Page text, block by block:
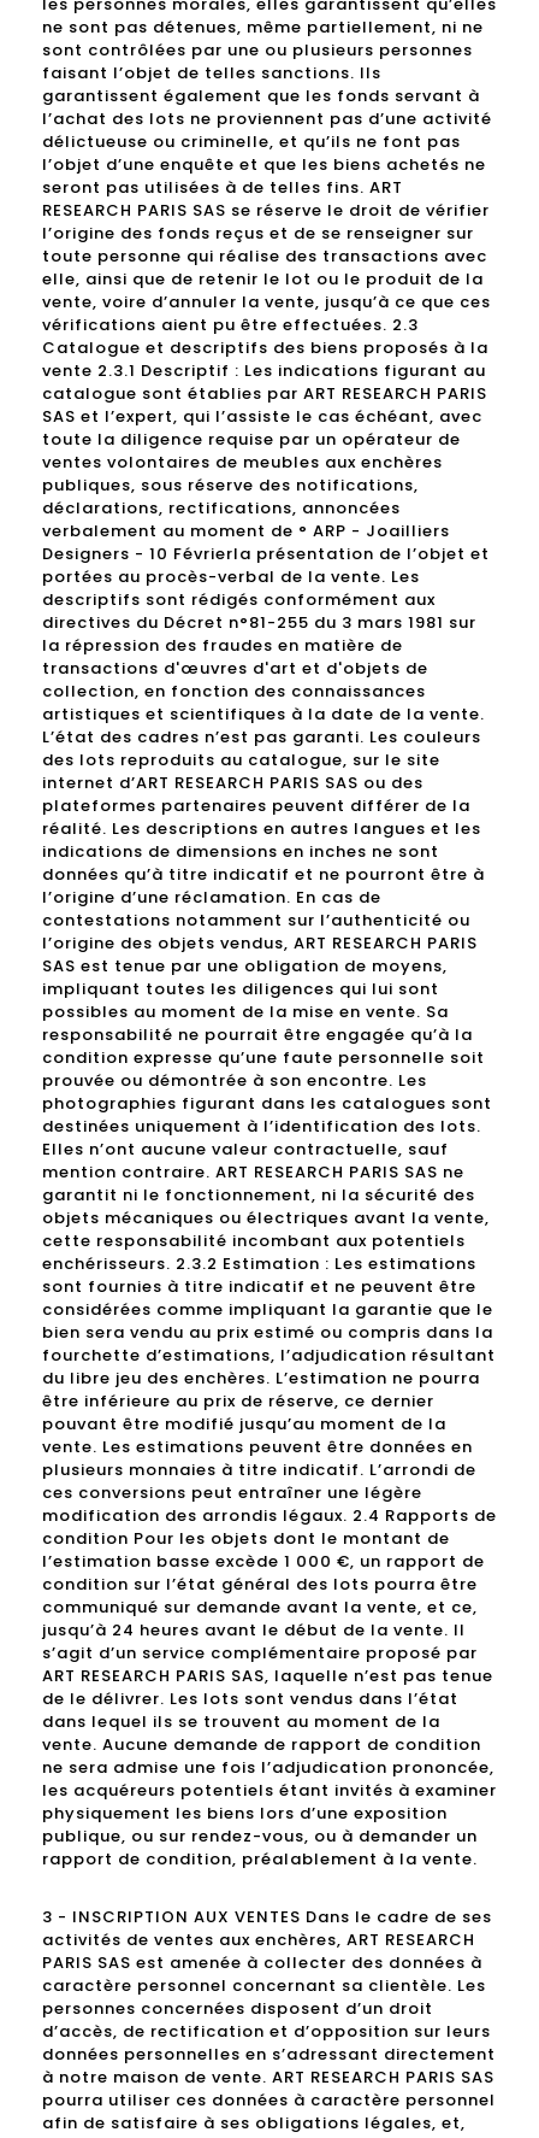
ne sont pas détenues, même partiellement, ni ne
sont contrôlées par une ou plusieurs personnes
faisant l’objet de telles sanctions. Ils
garantissent également que les fonds servant à
l’achat des lots ne proviennent pas d’une activité
délictueuse ou criminelle, et qu’ils ne font pas
l’objet d’une enquête et que les biens achetés ne
seront pas utilisées à de telles fins. ART
RESEARCH PARIS SAS se réserve le droit de vérifier
l’origine des fonds reçus et de se renseigner sur
toute personne qui réalise des transactions avec
elle, ainsi que de retenir le lot ou le produit de la
vente, voire d’annuler la vente, jusqu’à ce que ces
vérifications aient pu être effectuées. 2.3
Catalogue et descriptifs des biens proposés à la
vente 2.3.1 Descriptif : Les indications figurant au
catalogue sont établies par ART RESEARCH PARIS
SAS et l’expert, qui l’assiste le cas échéant, avec
toute la diligence requise par un opérateur de
ventes volontaires de meubles aux enchères
publiques, sous réserve des notifications,
déclarations, rectifications, annoncées
verbalement au moment de ° ARP - Joailliers
Designers - 10 Févrierla présentation de l’objet et
portées au procès-verbal de la vente. Les
descriptifs sont rédigés conformément aux
directives du Décret n°81-255 du 3 mars 1981 sur
la répression des fraudes en matière de
transactions d'œuvres d'art et d'objets de
collection, en fonction des connaissances
artistiques et scientifiques à la date de la vente.
L’état des cadres n’est pas garanti. Les couleurs
des lots reproduits au catalogue, sur le site
internet d’ART RESEARCH PARIS SAS ou des
plateformes partenaires peuvent différer de la
réalité. Les descriptions en autres langues et les
indications de dimensions en inches ne sont
données qu’à titre indicatif et ne pourront être à
l’origine d’une réclamation. En cas de
contestations notamment sur l’authenticité ou
l’origine des objets vendus, ART RESEARCH PARIS
SAS est tenue par une obligation de moyens,
impliquant toutes les diligences qui lui sont
possibles au moment de la mise en vente. Sa
responsabilité ne pourrait être engagée qu’à la
condition expresse qu’une faute personnelle soit
prouvée ou démontrée à son encontre. Les
photographies figurant dans les catalogues sont
destinées uniquement à l’identification des lots.
Elles n’ont aucune valeur contractuelle, sauf
mention contraire. ART RESEARCH PARIS SAS ne
garantit ni le fonctionnement, ni la sécurité des
objets mécaniques ou électriques avant la vente,
cette responsabilité incombant aux potentiels
enchérisseurs. 2.3.2 Estimation : Les estimations
sont fournies à titre indicatif et ne peuvent être
considérées comme impliquant la garantie que le
bien sera vendu au prix estimé ou compris dans la
fourchette d’estimations, l’adjudication résultant
du libre jeu des enchères. L’estimation ne pourra
être inférieure au prix de réserve, ce dernier
pouvant être modifié jusqu’au moment de la
vente. Les estimations peuvent être données en
plusieurs monnaies à titre indicatif. L’arrondi de
ces conversions peut entraîner une légère
modification des arrondis légaux. 2.4 Rapports de
condition Pour les objets dont le montant de
l’estimation basse excède 1 000 €, un rapport de
condition sur l’état général des lots pourra être
communiqué sur demande avant la vente, et ce,
jusqu’à 24 heures avant le début de la vente. Il
s’agit d’un service complémentaire proposé par
ART RESEARCH PARIS SAS, laquelle n’est pas tenue
de le délivrer. Les lots sont vendus dans l’état
dans lequel ils se trouvent au moment de la
vente. Aucune demande de rapport de condition
ne sera admise une fois l’adjudication prononcée,
les acquéreurs potentiels étant invités à examiner
physiquement les biens lors d’une exposition
publique, ou sur rendez-vous, ou à demander un
rapport de condition, préalablement à la vente.
3 - INSCRIPTION AUX VENTES Dans le cadre de ses
activités de ventes aux enchères, ART RESEARCH
PARIS SAS est amenée à collecter des données à
caractère personnel concernant sa clientèle. Les
personnes concernées disposent d’un droit
d’accès, de rectification et d’opposition sur leurs
données personnelles en s’adressant directement
à notre maison de vente. ART RESEARCH PARIS SAS
pourra utiliser ces données à caractère personnel
afin de satisfaire à ses obligations légales, et,